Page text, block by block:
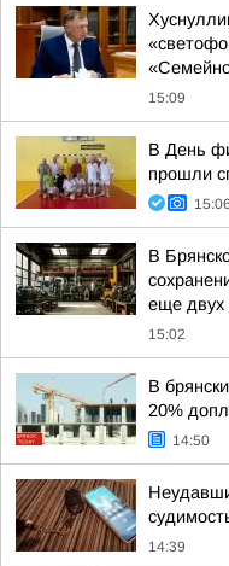
15:09
В День
прошли
15:06
В
еще двух
15:02
В
20%
14:50
14:39